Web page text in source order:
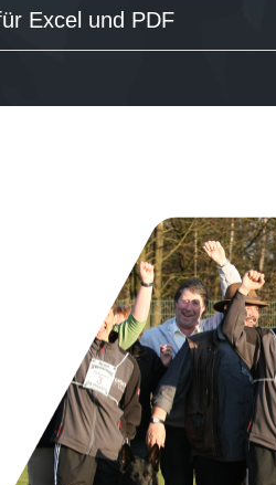
Excel und PDF